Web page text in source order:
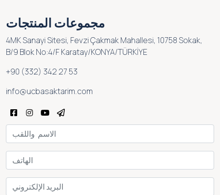
مجموعات المنتجات
4MK Sanayi Sitesi, Fevzi Çakmak Mahallesi, 10758 Sokak,
B/9 Blok No:4/F Karatay/KONYA/TÜRKİYE
+90 (332) 342 27 53
info@ucbasaktarim.com